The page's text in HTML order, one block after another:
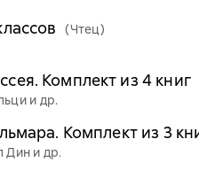
(Чтец)
Комплект из 4 книг
и др.
Комплект из 3
Дин и др.